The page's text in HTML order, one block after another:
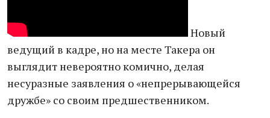
Новый
ведущий в кадре, но на месте Такера он
выглядит невероятно комично, делая
несуразные заявления о «непрерывающейся
дружбе» со своим предшественником.